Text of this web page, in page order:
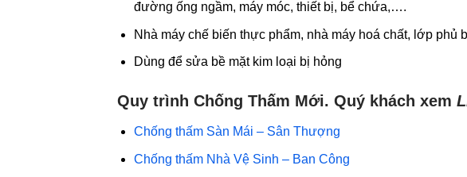
đường ống ngầm, máy móc, thiết bị, bể chứa,….
Nhà máy chế biến thực phẩm, nhà máy hoá chất, lớp phủ
Dùng để sửa bề mặt kim loại bị hỏng
Quy trình Chống Thấm Mới. Quý khách xem
Chống thấm Sàn Mái – Sân Thượng
Chống thấm Nhà Vệ Sinh – Ban Công